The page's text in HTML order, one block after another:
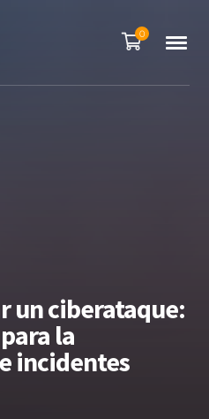
0
un ciberataque:
la
incidentes